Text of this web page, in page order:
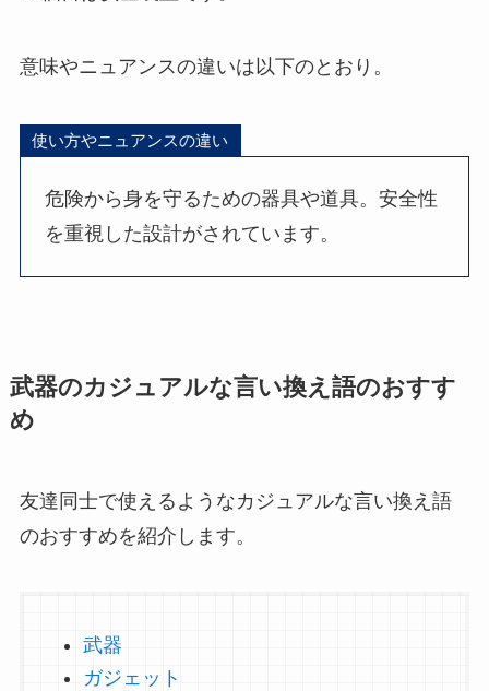
意味やニュアンスの違いは以下のとおり。
使い方やニュアンスの違い
危険から身を守るための器具や道具。安全性
を重視した設計がされています。
武器のカジュアルな言い換え語のおすす
め
友達同士で使えるようなカジュアルな言い換え語
のおすすめを紹介します。
武器
ガジェット